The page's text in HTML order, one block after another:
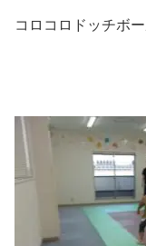
コロコロドッチボ